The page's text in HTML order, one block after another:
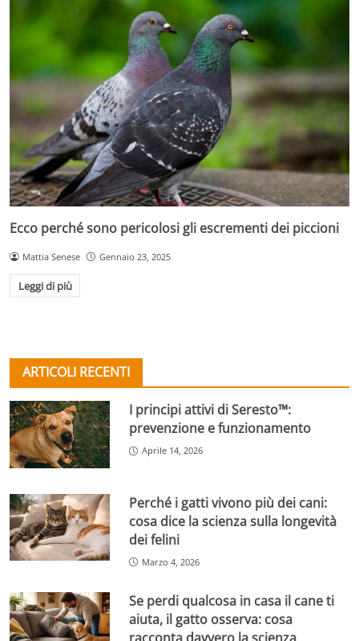
Ecco perché sono pericolosi gli escrementi dei piccioni
Mattia Senese Gennaio 23, 2025
Leggi di più
ARTICOLI RECENTI
I principi attivi di Seresto™:
prevenzione e funzionamento
Aprile 14, 2026
Perché i gatti vivono più dei cani:
cosa dice la scienza sulla longevità
dei felini
Marzo 4, 2026
Se perdi qualcosa in casa il cane ti
aiuta, il gatto osserva: cosa